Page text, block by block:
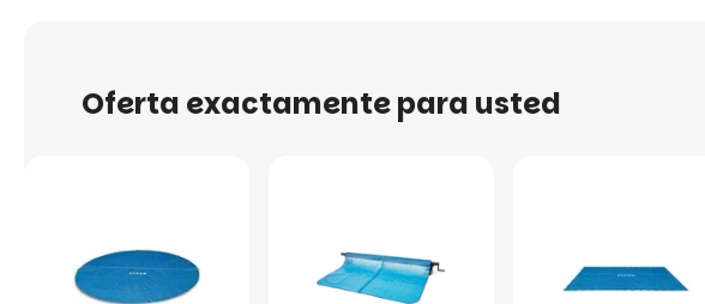
Oferta exactamente para usted